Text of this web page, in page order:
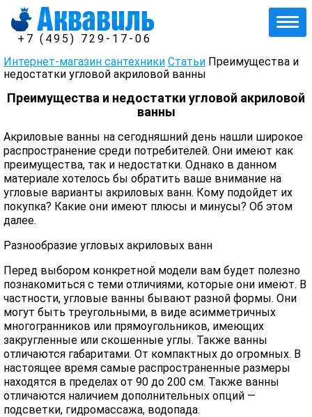
+7 (495) 729-17-06
Интернет-магазин сантехники Статьи Преимущества и
недостатки угловой акриловой ванны
Преимущества и недостатки угловой акриловой
ванны
Акриловые ванны на сегодняшний день нашли широкое
распространение среди потребителей. Они имеют как
преимущества, так и недостатки. Однако в данном
материале хотелось бы обратить ваше внимание на
угловые варианты акриловых ванн. Кому подойдет их
покупка? Какие они имеют плюсы и минусы? Об этом
далее.
Разнообразие угловых акриловых ванн
Перед выбором конкретной модели вам будет полезно
познакомиться с теми отличиями, которые они имеют. В
частности, угловые ванны бывают разной формы. Они
могут быть треугольными, в виде асимметричных
многогранников или прямоугольников, имеющих
закругленные или скошенные углы. Также ванны
отличаются габаритами. От компактных до огромных. В
настоящее время самые распространенные размеры
находятся в пределах от 90 до 200 см. Также ванны
отличаются наличием дополнительных опций —
подсветки, гидромассажа, водопада.